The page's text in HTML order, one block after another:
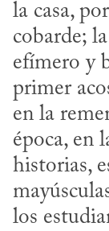
la casa,
cobarde;
efímero y
primer
en la
época, en
historias,
los